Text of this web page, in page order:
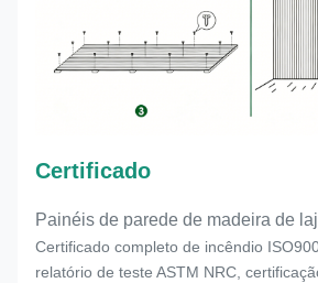
Certificado
Painéis de parede de madeira de
Certificado completo de incêndio
relatório de teste ASTM NRC,